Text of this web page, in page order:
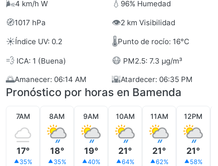
🌬️4 km/h W 💧 96% Humedad
🧭1017 hPa 👁️2 km Visibilidad
☀️Índice UV: 0.2 🌡️Punto de rocío: 16°C
💨 ICA: 1 (Buena) 😷 PM2.5: 7.3 µg/m³
🌅Amanecer: 06:14 AM 🌇Atardecer: 06:35 PM
Pronóstico por horas en Bamenda
7AM
17°
35%
8AM
18°
35%
9AM
19°
40%
10AM
21°
64%
11AM
21°
62%
12PM
21°
58%